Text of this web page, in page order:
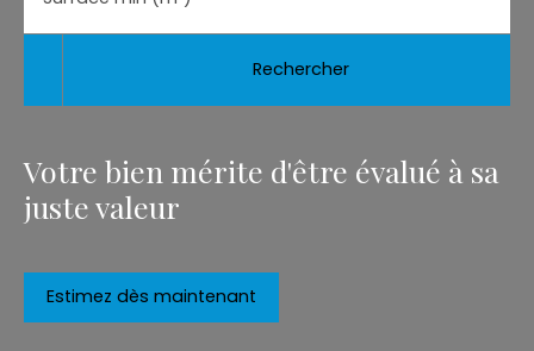
Rechercher
Votre bien mérite d'être évalué à sa
juste valeur
Estimez dès maintenant